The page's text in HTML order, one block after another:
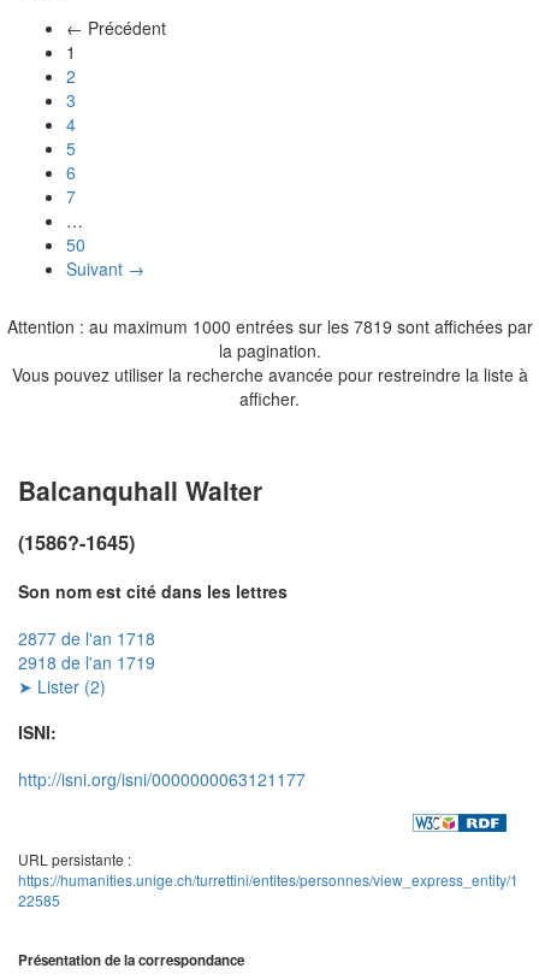
← Précédent
1
2
3
4
5
6
7
…
50
Suivant →
Attention : au maximum 1000 entrées sur les 7819 sont affichées par
la pagination.
Vous pouvez utiliser la recherche avancée pour restreindre la liste à
afficher.
Balcanquhall Walter
(1586?-1645)
Son nom est cité dans les lettres
2877 de l'an 1718
2918 de l'an 1719
➤ Lister (2)
ISNI:
http://isni.org/isni/0000000063121177
URL persistante :
https://humanities.unige.ch/turrettini/entites/personnes/view_express_entity/1
22585
Présentation de la correspondance